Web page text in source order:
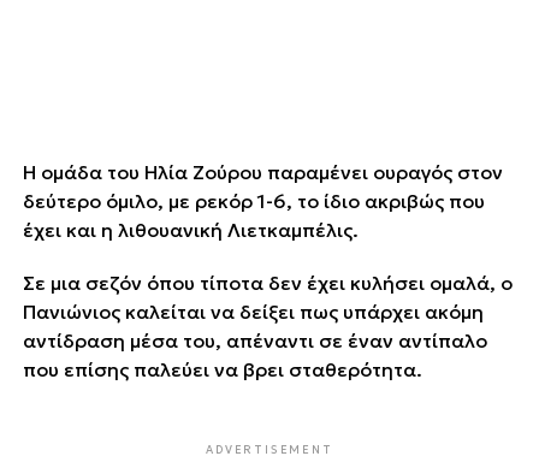
Η ομάδα του Ηλία Ζούρου παραμένει ουραγός στον
δεύτερο όμιλο, με ρεκόρ 1-6, το ίδιο ακριβώς που
έχει και η λιθουανική Λιετκαμπέλις.
Σε μια σεζόν όπου τίποτα δεν έχει κυλήσει ομαλά, ο
Πανιώνιος καλείται να δείξει πως υπάρχει ακόμη
αντίδραση μέσα του, απέναντι σε έναν αντίπαλο
που επίσης παλεύει να βρει σταθερότητα.
ADVERTISEMENT